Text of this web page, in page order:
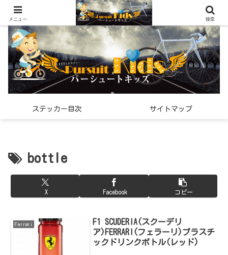
世界中で見つけた「希少なスポーツ雑貨」の紹介メディア
ステッカー目次 サイトマップ
bottle
X Facebook コピー
Ferrari
F1 SCUDERIA(スクーデリ
ア)FERRARI(フェラーリ)プラスチ
ックドリンクボトル(レッド)
メニュー 検索